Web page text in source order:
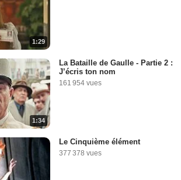
1:29
1:34
La Bataille de Gaulle - Partie 2 :
J’écris ton nom
161 954 vues
Le Cinquième élément
377 378 vues